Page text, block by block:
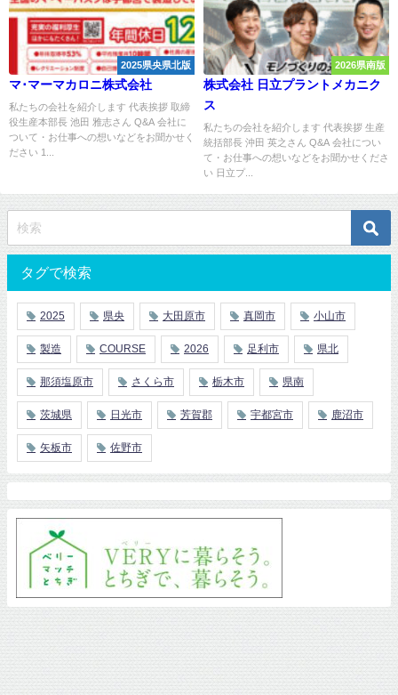
2025県央県北版
マ･マーマカロニ株式会社
私たちの会社を紹介します 代表挨拶 取締
役生産本部長 池田 雅志さん Q&A 会社に
ついて・お仕事への想いなどをお聞かせく
ださい 1...
2026県南版
株式会社 日立プラントメカニク
ス
私たちの会社を紹介します 代表挨拶 生産
統括部長 沖田 英之さん Q&A 会社につい
て・お仕事への想いなどをお聞かせくださ
い 日立プ...
タグで検索
2025 県央 大田原市 真岡市 小山市
製造 COURSE 2026 足利市 県北
那須塩原市 さくら市 栃木市 県南
茨城県 日光市 芳賀郡 宇都宮市 鹿沼市
矢板市 佐野市